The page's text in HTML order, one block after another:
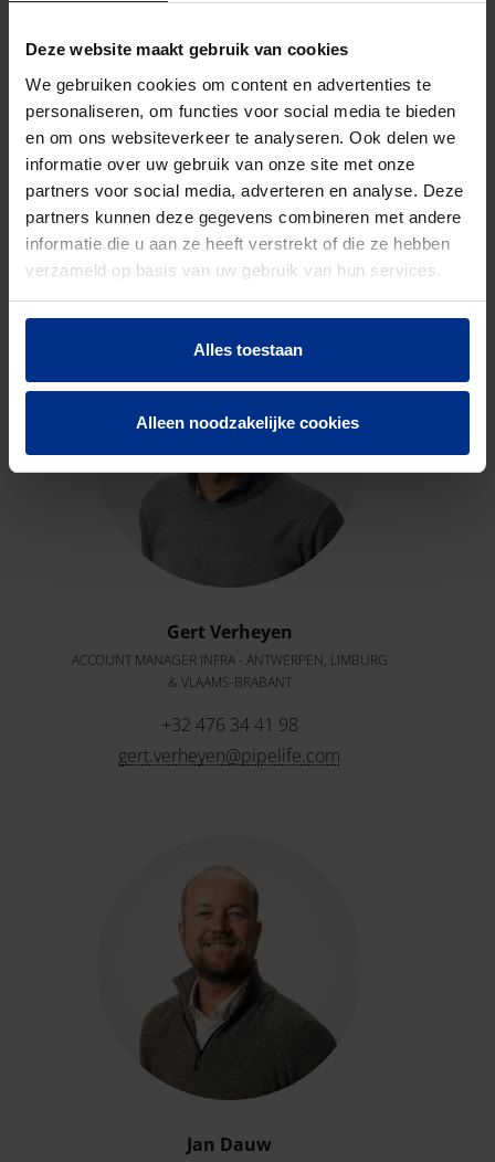
Deze website maakt gebruik van cookies
We gebruiken cookies om content en advertenties te
personaliseren, om functies voor social media te bieden
en om ons websiteverkeer te analyseren. Ook delen we
informatie over uw gebruik van onze site met onze
partners voor social media, adverteren en analyse. Deze
partners kunnen deze gegevens combineren met andere
informatie die u aan ze heeft verstrekt of die ze hebben
verzameld op basis van uw gebruik van hun services.
Alles toestaan
Alleen noodzakelijke cookies
DOWNLOADS
CONTACTEER ONS
Neem contact op met onze experts voor meer
informatie.
Gert Verheyen
ACCOUNT MANAGER INFRA - ANTWERPEN, LIMBURG
& VLAAMS-BRABANT
+32 476 34 41 98
gert.verheyen@pipelife.com
Jan Dauw